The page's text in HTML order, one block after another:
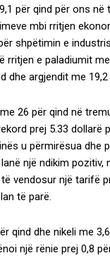
për qind për ons në
mbi rritjen
shpëtimin e
rritjen e paladiumit
dhe argjendit me 19,2
26 për qind në
prej 5.33 dollarë
u përmirësua dhe
një ndikim pozitiv,
vendosur një tarifë
të parë.
qind dhe nikeli me
një rënie prej 0,8